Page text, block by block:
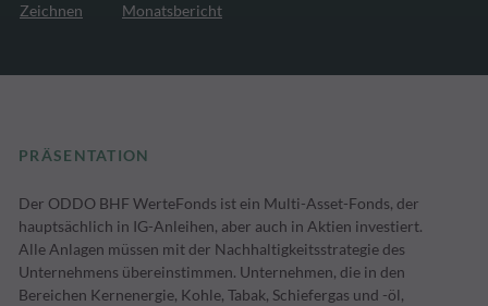
Zeichnen Monatsbericht
PRÄSENTATION
Der ODDO BHF WerteFonds ist ein Multi-Asset-Fonds, der
hauptsächlich in IG-Anleihen, aber auch in Aktien investiert.
Alle Anlagen müssen mit der Nachhaltigkeitsstrategie des
Unternehmens übereinstimmen. Unternehmen, die in den
Bereichen Kernenergie, Kohle, Tabak, Schiefergas und -öl,